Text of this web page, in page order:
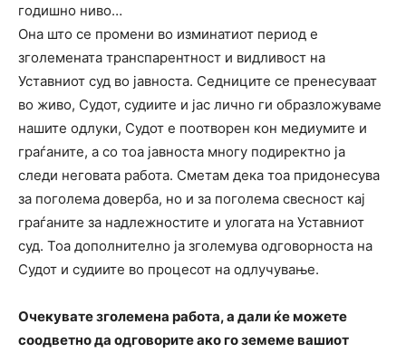
годишно ниво…
Она што се промени во изминатиот период е
зголемената транспарентност и видливост на
Уставниот суд во јавноста. Седниците се пренесуваат
во живо, Судот, судиите и јас лично ги образложуваме
нашите одлуки, Судот е поотворен кон медиумите и
граѓаните, а со тоа јавноста многу подиректно ја
следи неговата работа. Сметам дека тоа придонесува
за поголема доверба, но и за поголема свесност кај
граѓаните за надлежностите и улогата на Уставниот
суд. Тоа дополнително ја зголемува одговорноста на
Судот и судиите во процесот на одлучување.
Очекувате зголемена работа, а дали ќе можете
соодветно да одговорите ако го земеме вашиот